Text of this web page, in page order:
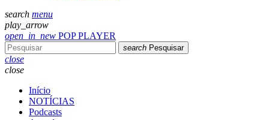
search menu
play_arrow
open_in_new POP PLAYER
search Pesquisar
close
close
Início
NOTÍCIAS
Podcasts